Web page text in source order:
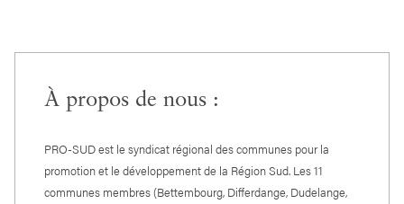
À propos de nous :
PRO-SUD est le syndicat régional des communes pour la
promotion et le développement de la Région Sud. Les 11
communes membres (Bettembourg, Differdange, Dudelange,